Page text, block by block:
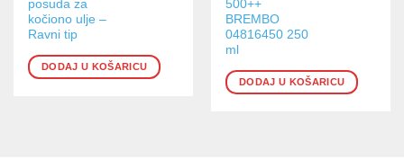
posuda za
kočiono ulje –
Ravni tip
DODAJ U KOŠARICU
500++
BREMBO
04816450 250
ml
DODAJ U KOŠARICU